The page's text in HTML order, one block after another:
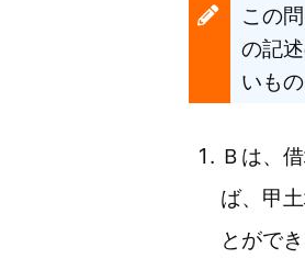
この
の記
いも
Ｂは、
ば、甲
とができ